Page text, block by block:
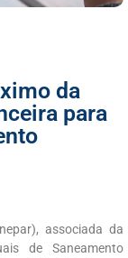
da
para
associada da
de Saneamento